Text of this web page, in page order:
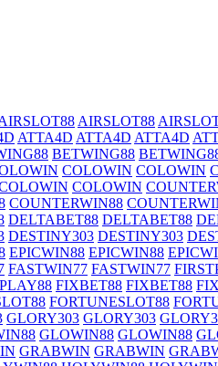
AIRSLOT88
ATTA4D ATTA4D ATTA4D
BETWING88
COLOWIN COLOWIN
COLOWIN
COUNTERWIN88
DELTABET88 DELTABET88
DESTINY303 DESTINY303
EPICWIN88 EPICWIN88
FASTWIN77 FASTWIN77
FIXBET88 FIXBET88
FORTUNESLOT88
GLORY303 GLORY303
GLOWIN88 GLOWIN88
GRABWIN GRABWIN